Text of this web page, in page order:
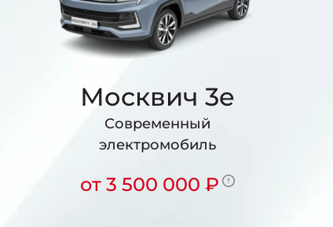
Москвич 3e
Современный
электромобиль
от 3 500 000 ₽